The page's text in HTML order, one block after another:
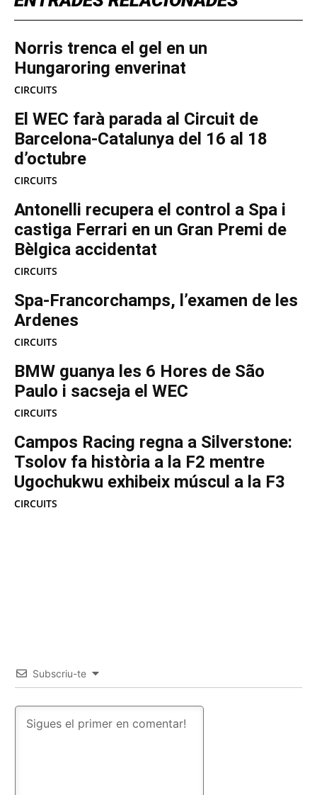
Norris trenca el gel en un
Hungaroring enverinat
CIRCUITS
El WEC farà parada al Circuit de
Barcelona-Catalunya del 16 al 18
d’octubre
CIRCUITS
Antonelli recupera el control a Spa i
castiga Ferrari en un Gran Premi de
Bèlgica accidentat
CIRCUITS
Spa-Francorchamps, l’examen de les
Ardenes
CIRCUITS
BMW guanya les 6 Hores de São
Paulo i sacseja el WEC
CIRCUITS
Campos Racing regna a Silverstone:
Tsolov fa història a la F2 mentre
Ugochukwu exhibeix múscul a la F3
CIRCUITS
Subscriu-te